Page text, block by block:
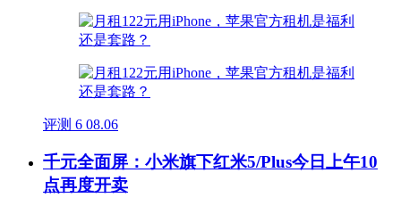
评测 6 08.06
千元全面屏：小米旗下红米5/Plus今日上午10
点再度开卖